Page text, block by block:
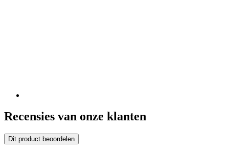
Recensies van onze klanten
Dit product beoordelen